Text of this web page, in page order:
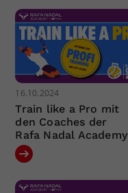
16.10.2024
Train like a Pro mit
den Coaches der
Rafa Nadal Academy